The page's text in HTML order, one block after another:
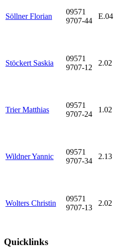
Söllner Florian
09571
9707-44
E.04
Stöckert Saskia
09571
9707-12
2.02
Trier Matthias
09571
9707-24
1.02
Wildner Yannic
09571
9707-34
2.13
Wolters Christin
09571
9707-13
2.02
Quicklinks